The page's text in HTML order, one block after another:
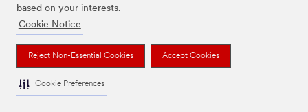
based on your interests.
Cookie Notice
Reject Non-Essential Cookies Accept Cookies
Cookie Preferences